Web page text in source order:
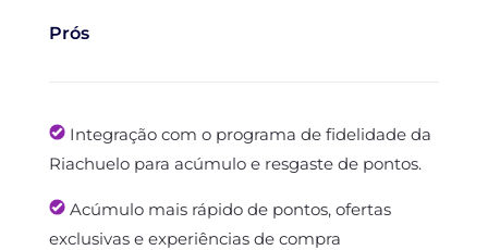
Prós
Integração com o programa de fidelidade da
Riachuelo para acúmulo e resgaste de pontos.
Acúmulo mais rápido de pontos, ofertas
exclusivas e experiências de compra